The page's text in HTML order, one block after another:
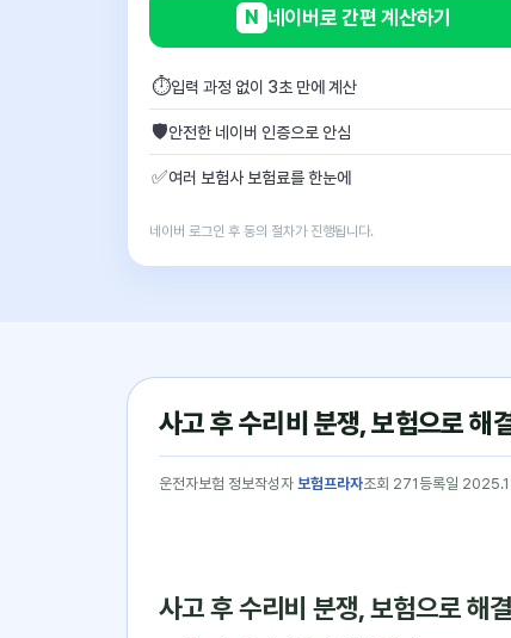
N 네이버로 간편 계산하기
⏱입력 과정 없이 3초 만에 계산
🛡안전한 네이버 인증으로 안심
✅여러 보험사 보험료를 한눈에
네이버 로그인 후 동의 절차가 진행됩니다.
사고 후 수리비 분쟁, 보험으로 해
운전자보험 정보작성자 보험프라자조회 271 등록일
사고 후 수리비 분쟁, 보험으로 해